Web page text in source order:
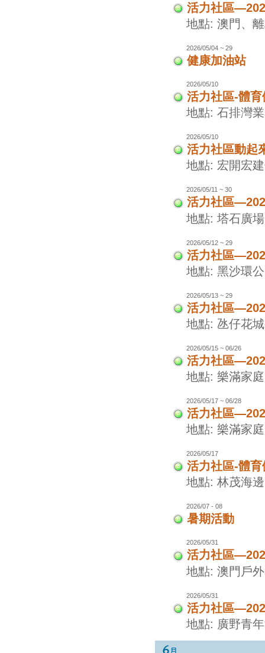
活力社區
地點: 澳門、
2026/05/04 ~ 29
健康加油站
2026/05/10
活力社區-體
地點: 石排灣
2026/05/10
活力社區動起
地點: 宏開宏
2026/05/11 ~ 30
活力社區
地點: 塔石廣場
2026/05/12 ~ 29
活力社區
地點: 黑沙環
2026/05/13 ~ 29
活力社區
地點: 氹仔花
2026/05/15 ~ 06/26
活力社區
地點: 樂滿家
2026/05/17 ~ 06/28
活力社區
地點: 樂滿家
2026/05/17
活力社區-體
地點: 林茂海
2026/07 - 08
暑期活動
2026/05/31
活力社區
地點: 澳門戶
2026/05/31
活力社區
地點: 廣野青